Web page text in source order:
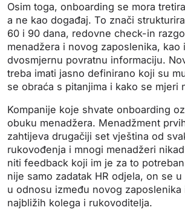
Osim toga, onboarding se mora
a ne kao događaj. To znači
60 i 90 dana, redovne check-in
menadžera i novog zaposlenika, kao
dvosmjernu povratnu informaciju.
treba imati jasno definirano koji su
se obraća s pitanjima i kako se mjeri
Kompanije koje shvate onboarding
obuku menadžera. Menadžment
zahtijeva drugačiji set vještina od
rukovođenja i mnogi menadžeri
niti feedback koji im je za to
nije samo zadatak HR odjela, on se
u odnosu između novog zaposlenika
najbližih kolega i rukovoditelja.